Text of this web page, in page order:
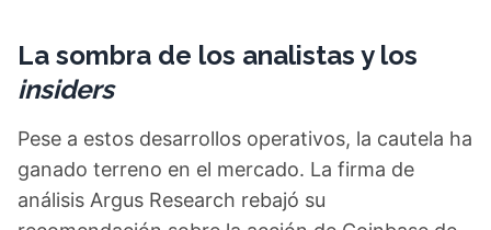
La sombra de los analistas y los
insiders
Pese a estos desarrollos operativos, la cautela ha
ganado terreno en el mercado. La firma de
análisis Argus Research rebajó su